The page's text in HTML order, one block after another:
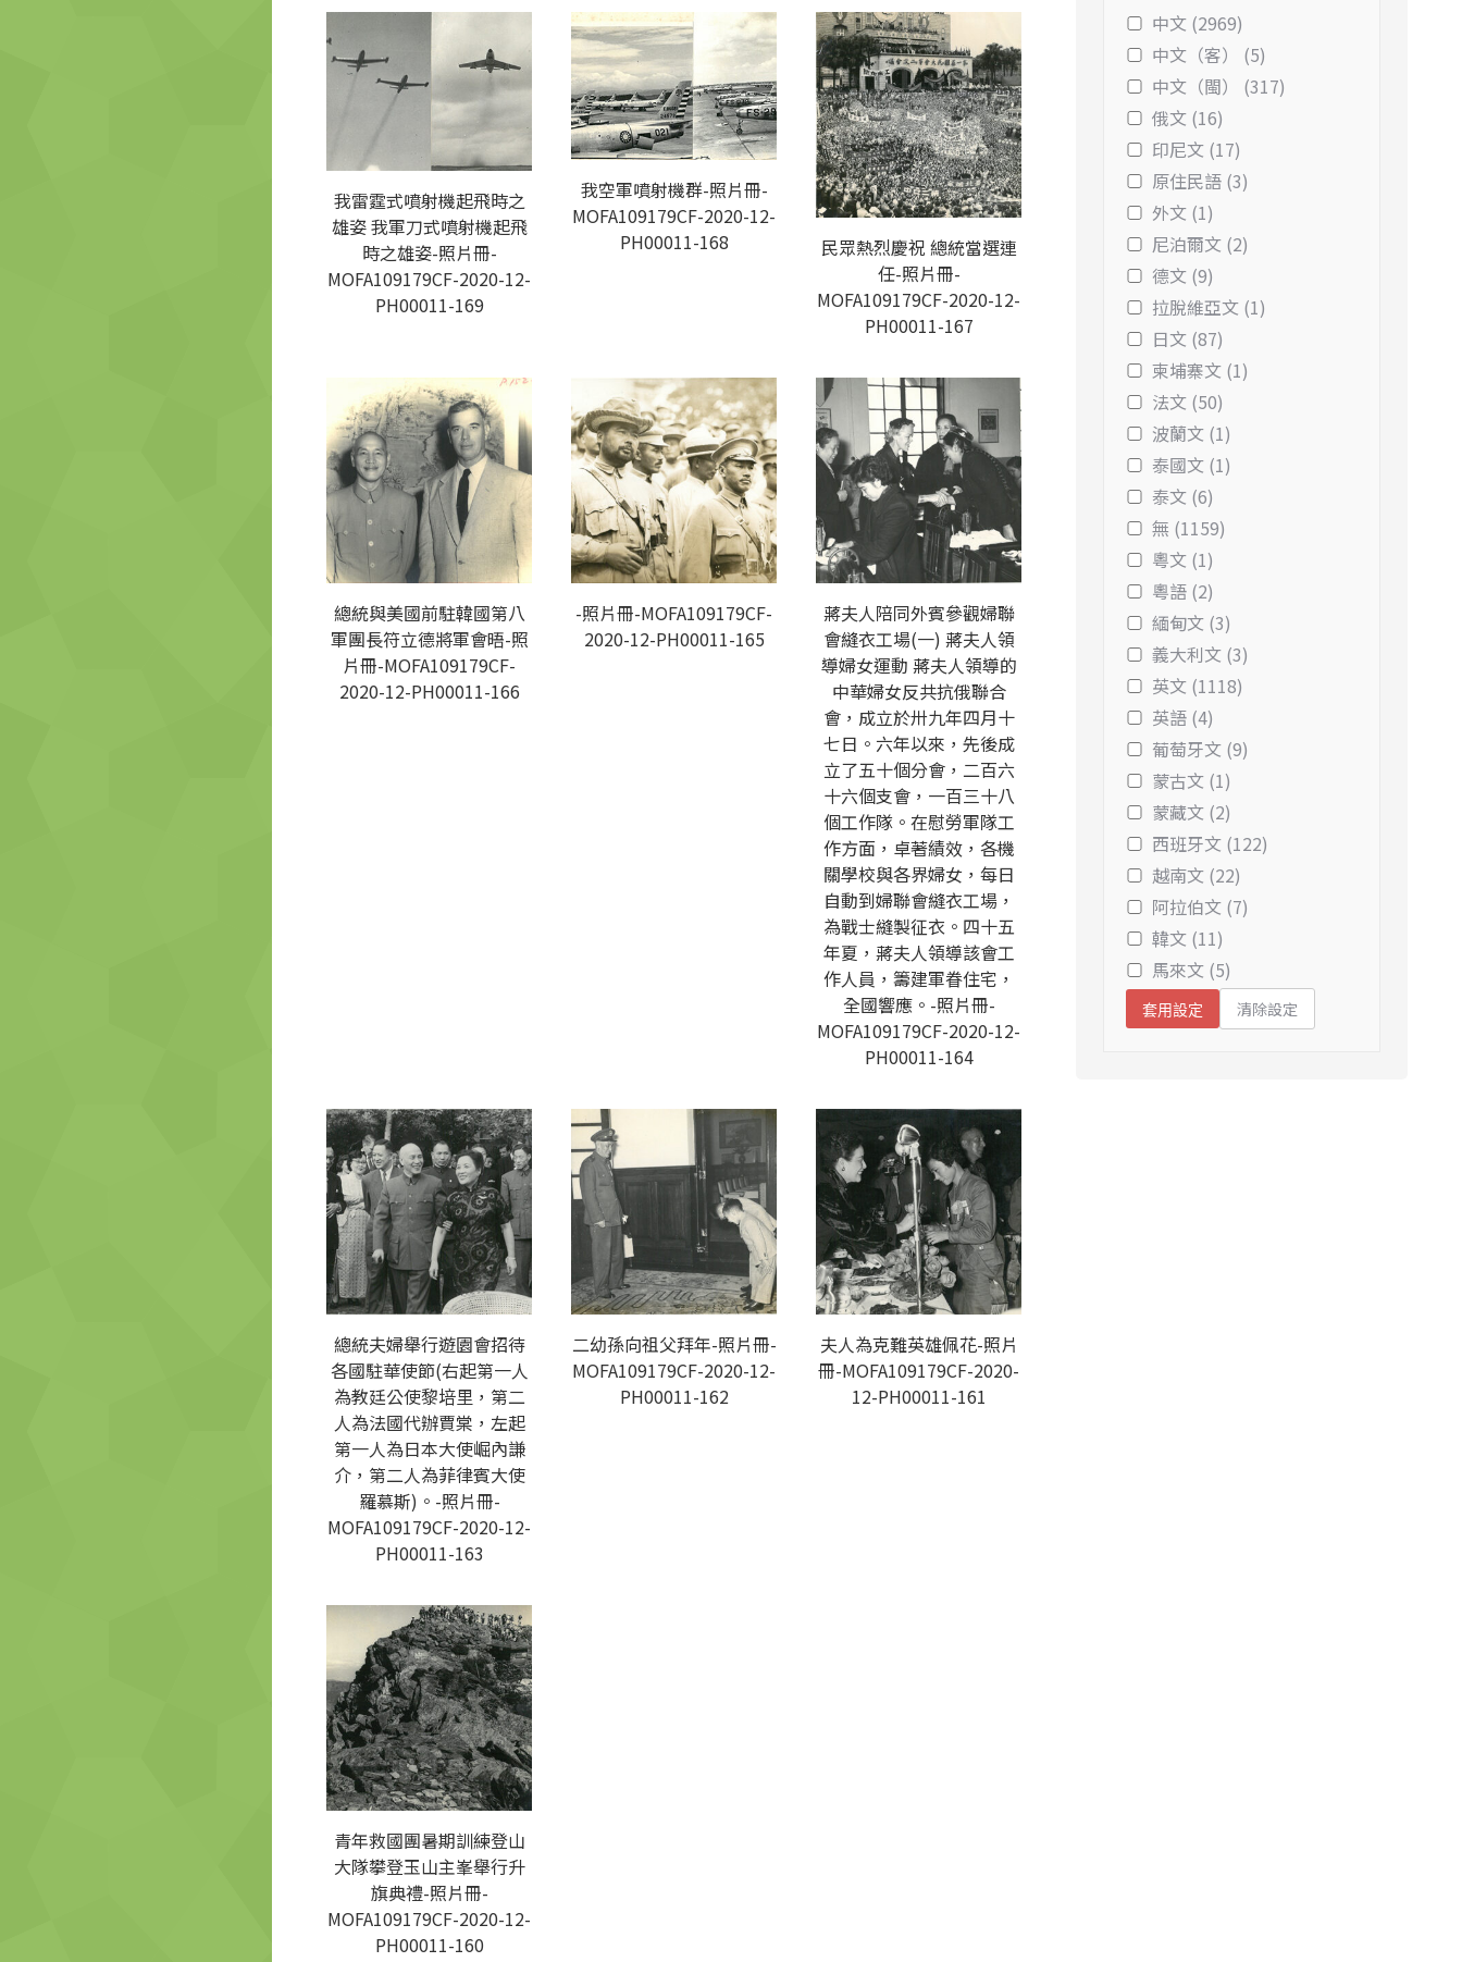
我雷霆式噴射機起飛時之
雄姿 我軍刀式噴射機起飛
時之雄姿-照片冊-
MOFA109179CF-2020-12-
PH00011-169
我空軍噴射機群-照片冊-
MOFA109179CF-2020-12-
PH00011-168
民眾熱烈慶祝 總統當選連
任-照片冊-
MOFA109179CF-2020-12-
PH00011-167
總統與美國前駐韓國第八
軍團長符立德將軍會晤-照
片冊-MOFA109179CF-
2020-12-PH00011-166
-照片冊-MOFA109179CF-
2020-12-PH00011-165
蔣夫人陪同外賓參觀婦聯
會縫衣工場(一) 蔣夫人領
導婦女運動 蔣夫人領導的
中華婦女反共抗俄聯合
會，成立於卅九年四月十
七日。六年以來，先後成
立了五十個分會，二百六
十六個支會，一百三十八
個工作隊。在慰勞軍隊工
作方面，卓著績效，各機
關學校與各界婦女，每日
自動到婦聯會縫衣工場，
為戰士縫製征衣。四十五
年夏，蔣夫人領導該會工
作人員，籌建軍眷住宅，
全國響應。-照片冊-
MOFA109179CF-2020-12-
PH00011-164
總統夫婦舉行遊園會招待
各國駐華使節(右起第一人
為教廷公使黎培里，第二
人為法國代辦賈棠，左起
第一人為日本大使崛內謙
介，第二人為菲律賓大使
羅慕斯)。-照片冊-
MOFA109179CF-2020-12-
PH00011-163
二幼孫向祖父拜年-照片冊-
MOFA109179CF-2020-12-
PH00011-162
夫人為克難英雄佩花-照片
冊-MOFA109179CF-2020-
12-PH00011-161
青年救國團暑期訓練登山
大隊攀登玉山主峯舉行升
旗典禮-照片冊-
MOFA109179CF-2020-12-
PH00011-160
中文 (2969)
中文（客） (5)
中文（閩） (317)
俄文 (16)
印尼文 (17)
原住民語 (3)
外文 (1)
尼泊爾文 (2)
德文 (9)
拉脫維亞文 (1)
日文 (87)
柬埔寨文 (1)
法文 (50)
波蘭文 (1)
泰國文 (1)
泰文 (6)
無 (1159)
粵文 (1)
粵語 (2)
緬甸文 (3)
義大利文 (3)
英文 (1118)
英語 (4)
葡萄牙文 (9)
蒙古文 (1)
蒙藏文 (2)
西班牙文 (122)
越南文 (22)
阿拉伯文 (7)
韓文 (11)
馬來文 (5)
套用設定 清除設定